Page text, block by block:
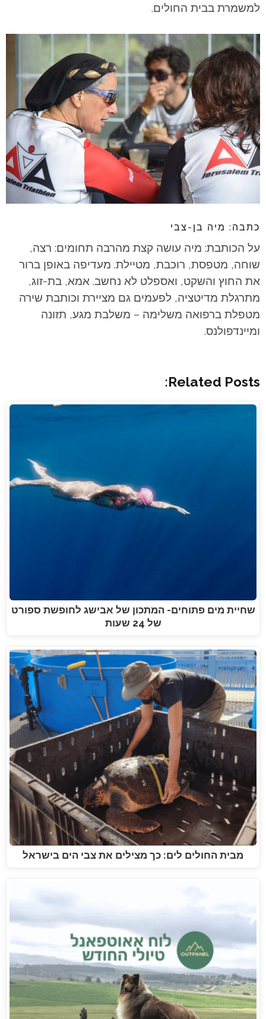
למשמרת בבית החולים.
כתבה: מיה בן-צבי
על הכותבת: מיה עושה קצת מהרבה תחומים: רצה,
שוחה, מטפסת, רוכבת, מטיילת. מעדיפה באופן ברור
את החוץ והשקט, ואספלט לא נחשב. אמא, בת-זוג,
מתרגלת מדיטציה, לפעמים גם מציירת וכותבת שירה
מטפלת ברפואה משלימה – משלבת מגע, תזונה
ומיינדפולנס.
Related Posts:
שחיית מים פתוחים- המתכון של אבישג לחופשת ספורט
של 24 שעות
מבית החולים לים: כך מצילים את צבי הים בישראל